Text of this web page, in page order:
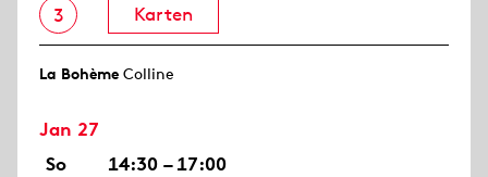
3
Karten
La Bohème Colline
Jan 27
So
14:30 – 17:00